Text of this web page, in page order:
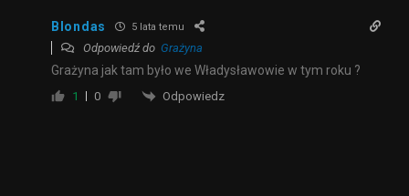
Blondas 5 lata temu
Odpowiedź do Grażyna
Grażyna jak tam było we Władysławowie w tym roku ?
1 0 Odpowiedz